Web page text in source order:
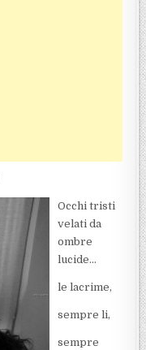
Occhi tristi
velati da
ombre
lucide…
le lacrime,
sempre li,
sempre